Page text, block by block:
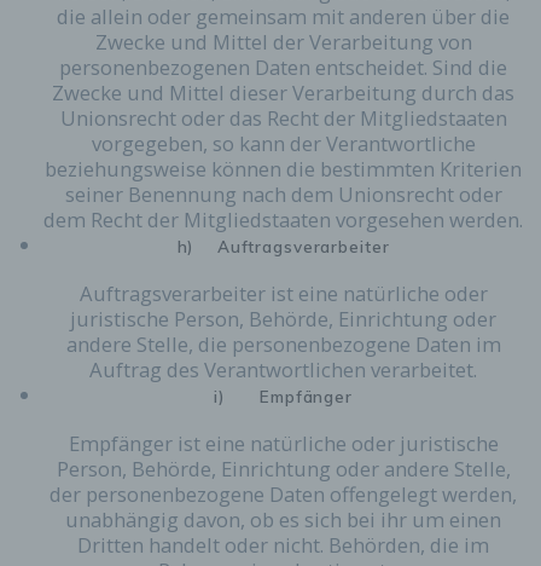
die allein oder gemeinsam mit anderen über die
Zwecke und Mittel der Verarbeitung von
personenbezogenen Daten entscheidet. Sind die
Zwecke und Mittel dieser Verarbeitung durch das
Unionsrecht oder das Recht der Mitgliedstaaten
vorgegeben, so kann der Verantwortliche
beziehungsweise können die bestimmten Kriterien
seiner Benennung nach dem Unionsrecht oder
dem Recht der Mitgliedstaaten vorgesehen werden.
h) Auftragsverarbeiter
Auftragsverarbeiter ist eine natürliche oder
juristische Person, Behörde, Einrichtung oder
andere Stelle, die personenbezogene Daten im
Auftrag des Verantwortlichen verarbeitet.
i) Empfänger
Empfänger ist eine natürliche oder juristische
Person, Behörde, Einrichtung oder andere Stelle,
der personenbezogene Daten offengelegt werden,
unabhängig davon, ob es sich bei ihr um einen
Dritten handelt oder nicht. Behörden, die im